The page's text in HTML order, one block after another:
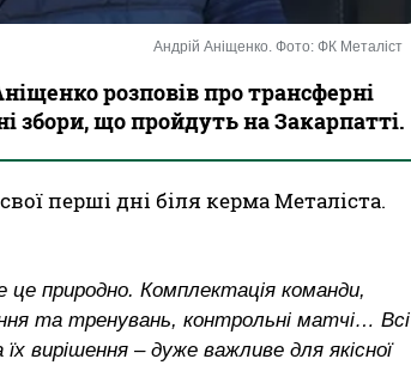
Андрій Аніщенко. Фото: ФК Металіст
розповів про трансферні
збори, що пройдуть на Закарпатті.
перші дні біля керма Металіста.
це природно. Комплектація команди,
та тренувань, контрольні матчі… Всі
вирішення – дуже важливе для якісної